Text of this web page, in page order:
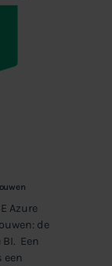
Azure
de
Een
een